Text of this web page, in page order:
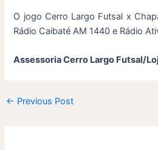
O jogo Cerro Largo Futsal x
Rádio Caibaté AM 1440 e Rádio
Assessoria Cerro Largo Futsal/
← Previous Post